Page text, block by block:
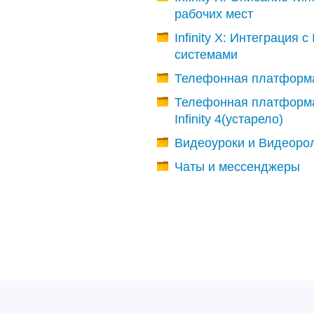
рабочих мест
Infinity X: Интеграция с
системами
Телефонная
Телефонная
Infinity 4(устарело)
Видеоуроки и
Чаты и мессенджеры